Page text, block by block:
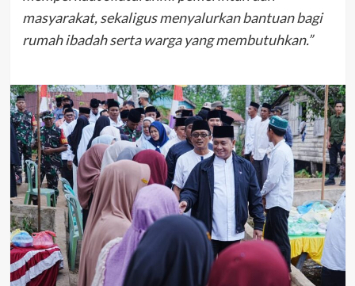
masyarakat, sekaligus menyalurkan bantuan bagi
rumah ibadah serta warga yang membutuhkan.”